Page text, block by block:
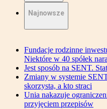
Najnowsze
Fundacje rodzinne
Niektóre w 40 spółek
Jest sposób na SENT.
Zmiany w systemie
skorzysta, a kto straci
Unia nakazuje
przyjęciem przepisów